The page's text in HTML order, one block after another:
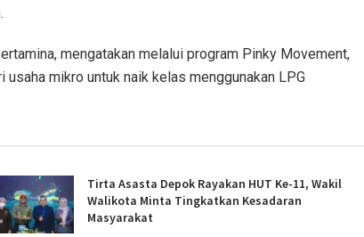
mengatakan melalui program Pinky Movement,
mikro untuk naik kelas menggunakan LPG
Tirta Asasta Depok Rayakan HUT Ke-11, Wakil
Walikota Minta Tingkatkan Kesadaran
Masyarakat